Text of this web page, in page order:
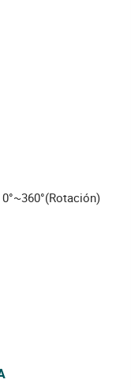
0°~360°(Rotación)